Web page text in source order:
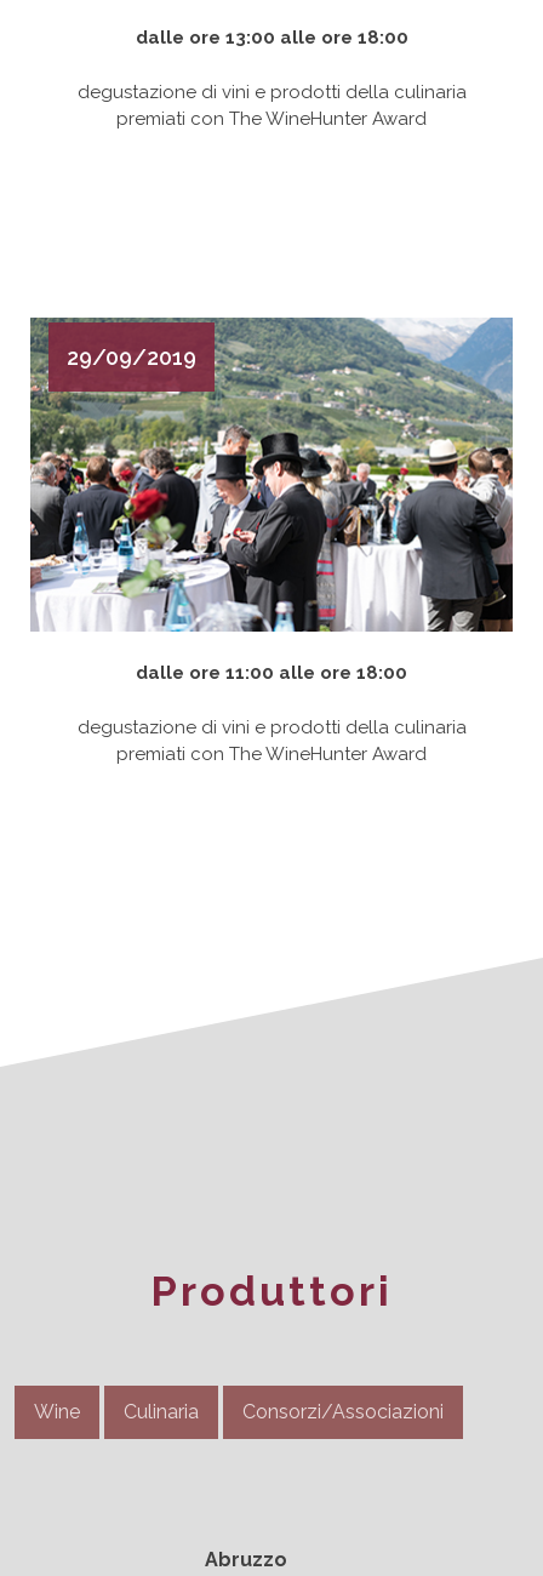
dalle ore 13:00 alle ore 18:00
degustazione di vini e prodotti della culinaria
premiati con The WineHunter Award
29/09/2019
dalle ore 11:00 alle ore 18:00
degustazione di vini e prodotti della culinaria
premiati con The WineHunter Award
Produttori
Wine Culinaria Consorzi/Associazioni
Abruzzo